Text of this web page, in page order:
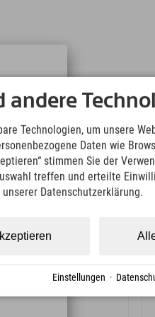
Technologien, um unsere
Daten wie
stimmen Sie der
treffen und erteilte
Datenschutzerklärung.
Einstellungen ·